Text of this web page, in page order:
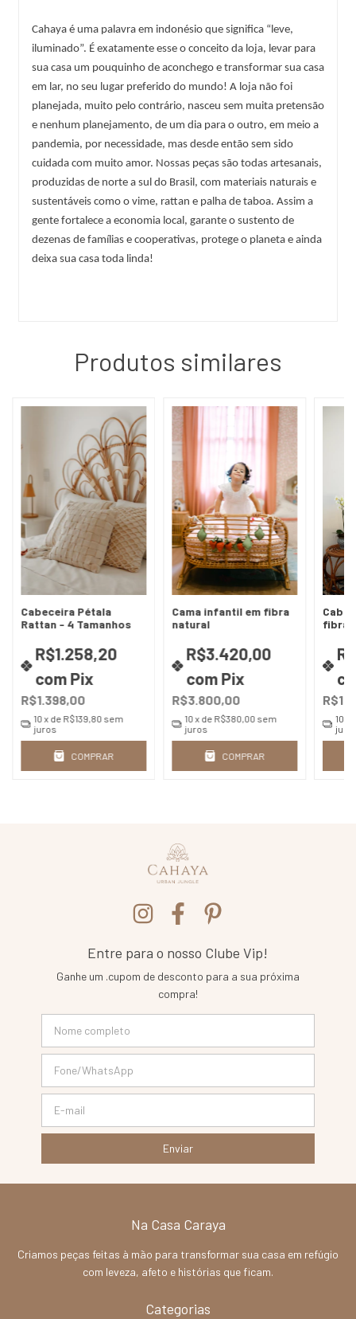
Cahaya é uma palavra em indonésio que significa “leve,
iluminado”. É exatamente esse o conceito da loja, levar para
sua casa um pouquinho de aconchego e transformar sua casa
em lar, no seu lugar preferido do mundo! A loja não foi
planejada, muito pelo contrário, nasceu sem muita pretensão
e nenhum planejamento, de um dia para o outro, em meio a
pandemia, por necessidade, mas desde então sem sido
cuidada com muito amor. Nossas peças são todas artesanais,
produzidas de norte a sul do Brasil, com materiais naturais e
sustentáveis como o vime, rattan e palha de taboa. Assim a
gente fortalece a economia local, garante o sustento de
dezenas de famílias e cooperativas, protege o planeta e ainda
deixa sua casa toda linda!
Produtos similares
Cabeceira Pétala
Rattan - 4 Tamanhos
R$1.398,00
R$1.258,20
com Pix
10x de R$139,80 sem
juros
COMPRAR
Cama infantil em fibra
natural
R$3.800,00
R$3.420,00
com Pix
10x de R$380,00 sem
juros
COMPRAR
fibra
10
Entre para o nosso Clube Vip!
Ganhe um .cupom de desconto para a sua próxima
compra!
Na Casa Caraya
Criamos peças feitas à mão para transformar sua casa em refúgio
com leveza, afeto e histórias que ficam.
Categorias